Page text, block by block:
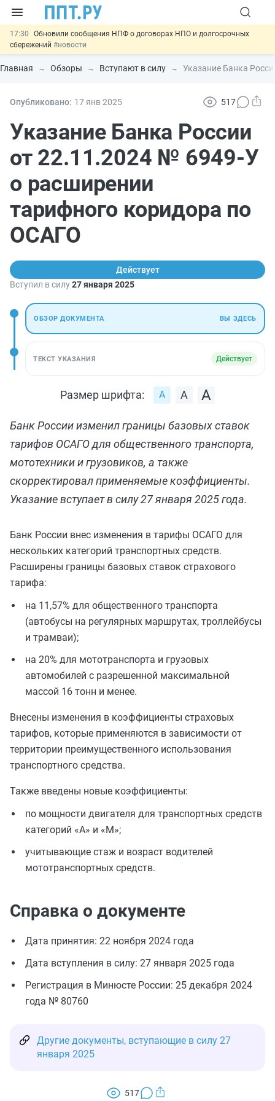
17:30 Обновили сообщения НПФ о договорах НПО и долгосрочных
сбережений #новости
17:03 Мигрантам с судимостью запретят получать ВНЖ и
гражданство: закон подписан#новости
15:39 Правила противопожарного режима предложили продлить до
11:33
Подписан закон об упрощении госзакупок по 44-ФЗ
#новости
Главная Обзоры Вступают в силу Указание Банка
Опубликовано: 17 янв2025 517
Указание Банка России
от 22.11.2024 № 6949-У
о расширении
тарифного коридора по
ОСАГО
Действует
Вступил в силу27 января 2025
ОБЗОР ДОКУМЕНТА ВЫ ЗДЕСЬ
ТЕКСТ УКАЗАНИЯ Действует
Размер шрифта:
Банк России изменил границы базовых ставок
тарифов ОСАГО для общественного транспорта,
мототехники и грузовиков, а также
скорректировал применяемые коэффициенты.
Указание вступает в силу 27 января 2025 года.
Банк России внес изменения в тарифы ОСАГО для
нескольких категорий транспортных средств.
Расширены границы базовых ставок страхового
тарифа:
на 11,57% для общественного транспорта
(автобусы на регулярных маршрутах, троллейбусы
и трамваи);
на 20% для мототранспорта и грузовых
автомобилей с разрешенной максимальной
массой 16 тонн и менее.
Внесены изменения в коэффициенты страховых
тарифов, которые применяются в зависимости от
территории преимущественного использования
транспортного средства.
Также введены новые коэффициенты:
по мощности двигателя для транспортных средств
категорий «A» и «M»;
учитывающие стаж и возраст водителей
мототранспортных средств.
Справка о документе
Дата принятия: 22 ноября 2024 года
Дата вступления в силу: 27 января 2025 года
Регистрация в Минюсте России: 25 декабря 2024
года № 80760
Другие документы, вступающие в силу 27
января 2025
517